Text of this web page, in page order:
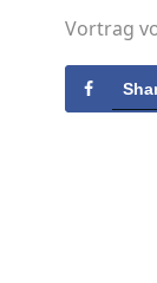
Vortrag